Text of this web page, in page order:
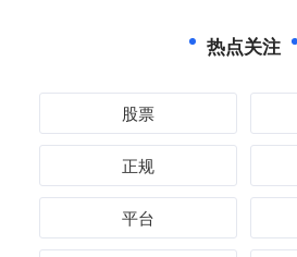
热点关注
股票
正规
平台